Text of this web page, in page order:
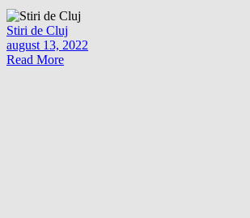
Stiri de Cluj
august 13, 2022
Read More